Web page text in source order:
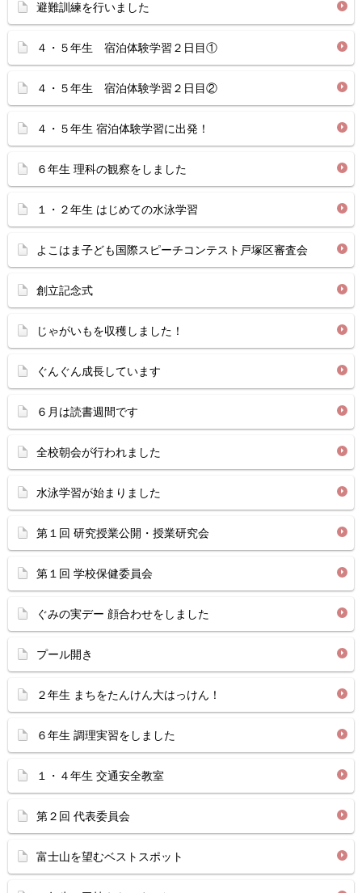
避難訓練を行いました
４・５年生 宿泊体験学習２日目①
４・５年生 宿泊体験学習２日目②
４・５年生 宿泊体験学習に出発！
６年生 理科の観察をしました
１・２年生 はじめての水泳学習
よこはま子ども国際スピーチコンテスト戸塚区審査会
創立記念式
じゃがいもを収穫しました！
ぐんぐん成長しています
６月は読書週間です
全校朝会が行われました
水泳学習が始まりました
第１回 研究授業公開・授業研究会
第１回 学校保健委員会
ぐみの実デー 顔合わせをしました
プール開き
２年生 まちをたんけん大はっけん！
６年生 調理実習をしました
１・４年生 交通安全教室
第２回 代表委員会
富士山を望むベストスポット